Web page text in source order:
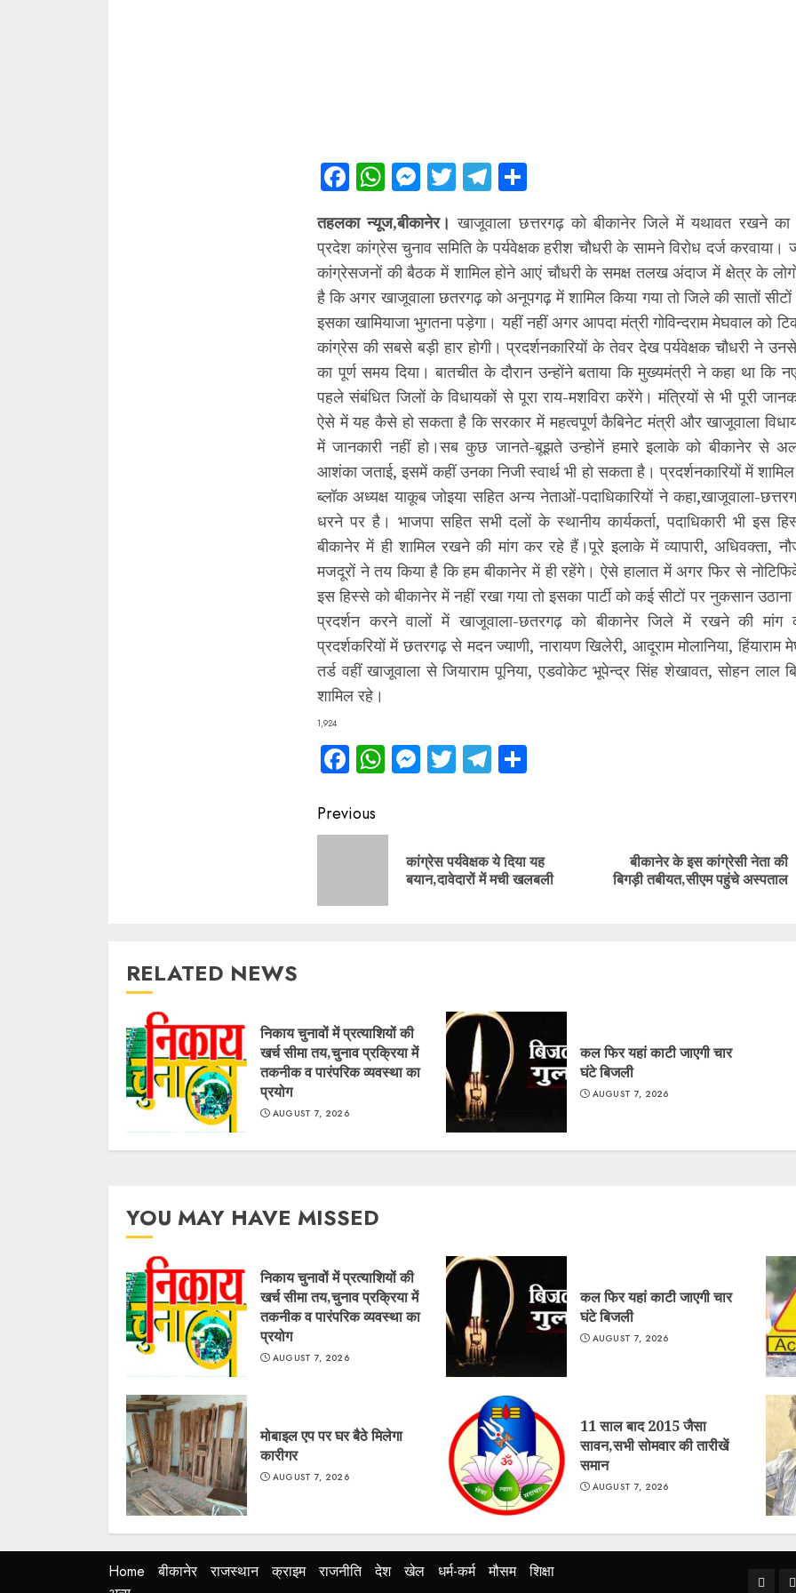
Facebook
WhatsApp
Messenger
TwitterTelegram
तहलका न्यूज,बीकानेर। खाजूवाला छत्तरगढ़ को बीकानेर जिले में यथावत रखने का
प्रदेश कांग्रेस चुनाव समिति के पर्यवेक्षक हरीश चौधरी के सामने विरोध दर्ज करवाया।
कांग्रेसजनों की बैठक में शामिल होने आएं चौधरी के समक्ष तलख अंदाज में क्षेत्र के
है कि अगर खाजूवाला छतरगढ़ को अनूपगढ़ में शामिल किया गया तो जिले की सातों
इसका खामियाजा भुगतना पड़ेगा। यहीं नहीं अगर आपदा मंत्री गोविन्दराम मेघवाल को
कांग्रेस की सबसे बड़ी हार होगी। प्रदर्शनकारियों के तेवर देख पर्यवेक्षक चौधरी ने
का पूर्ण समय दिया। बातचीत के दौरान उन्होंने बताया कि मुख्यमंत्री ने कहा था कि
पहले संबंधित जिलों के विधायकों से पूरा राय-मशविरा करेंगे। मंत्रियों से भी पूरी
ऐसे में यह कैसे हो सकता है कि सरकार में महत्वपूर्ण कैबिनेट मंत्री और खाजूवाला
में जानकारी नहीं हो।सब कुछ जानते-बूझते उन्होनें हमारे इलाके को बीकानेर से
आशंका जताई, इसमें कहीं उनका निजी स्वार्थ भी हो सकता है। प्रदर्शनकारियों में
ब्लॉक अध्यक्ष याकूब जोइया सहित अन्य नेताओं-पदाधिकारियों ने कहा,खाजूवाला-
धरने पर है। भाजपा सहित सभी दलों के स्थानीय कार्यकर्ता, पदाधिकारी भी इस
बीकानेर में ही शामिल रखने की मांग कर रहे हैं।पूरे इलाके में व्यापारी, अधिवक्ता,
मजदूरों ने तय किया है कि हम बीकानेर में ही रहेंगे। ऐसे हालात में अगर फिर से
इस हिस्से को बीकानेर में नहीं रखा गया तो इसका पार्टी को कई सीटों पर नुकसान
प्रदर्शन करने वालों में खाजूवाला-छतरगढ़ को बीकानेर जिले में रखने की
प्रदर्शकरियों में छतरगढ़ से मदन ज्याणी, नारायण खिलेरी, आदूराम मोलानिया, हिंयाराम
तर्ड वहीं खाजूवाला से जियाराम पूनिया, एडवोकेट भूपेन्द्र सिंह शेखावत, सोहन लाल
शामिल रहे।
1,924
Facebook
WhatsApp
Messenger
TwitterTelegram
Continue
Reading
Previous
Previous
post:
कांग्रेस पर्यवेक्षक ये दिया यह
बयान,दावेदारों में मची खलबली
Next
post:
बीकानेर के इस कांग्रेसी नेता की
बिगड़ी तबीयत,सीएम पहुंचे अस्पताल
RELATED NEWS
निकाय चुनावों में प्रत्याशियों की
खर्च सीमा तय,चुनाव प्रक्रिया में
तकनीक व पारंपरिक व्यवस्था का
प्रयोग
AUGUST 7, 2026
कल फिर यहां काटी जाएगी चार
घंटे बिजली
AUGUST 7, 2026
YOU MAY HAVE MISSED
निकाय चुनावों में प्रत्याशियों की
खर्च सीमा तय,चुनाव प्रक्रिया में
तकनीक व पारंपरिक व्यवस्था का
प्रयोग
AUGUST 7, 2026
कल फिर यहां काटी जाएगी चार
घंटे बिजली
AUGUST 7, 2026
मोबाइल एप पर घर बैठे मिलेगा
कारीगर
AUGUST 7, 2026
11 साल बाद 2015 जैसा
सावन,सभी सोमवार की तारीखें
समान
AUGUST 7, 2026
Home बीकानेर राजस्थान क्राइम राजनीति देश खेल धर्म-कर्म मौसम
शिक्षा
Home